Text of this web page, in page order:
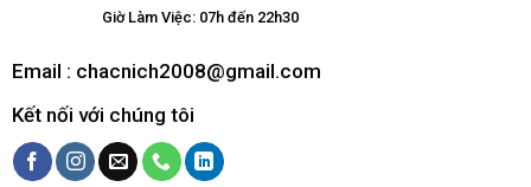
Giờ Làm Việc: 07h đến 22h30
Email : chacnich2008@gmail.com
Kết nối với chúng tôi